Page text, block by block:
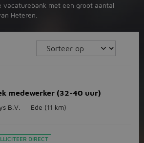
vacaturebank met een groot aantal
Heteren.
medewerker (32-40 uur)
B.V. Ede (11 km)
DIRECT